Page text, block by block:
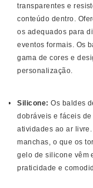
transparentes e
conteúdo dentro.
os adequados para
eventos formais. Os
gama de cores e
personalização.
Silicone:Os baldes
dobráveis ​​e fáceis
atividades ao ar
manchas, o que os
gelo de silicone vêm
praticidade e